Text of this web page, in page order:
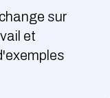
sur
et